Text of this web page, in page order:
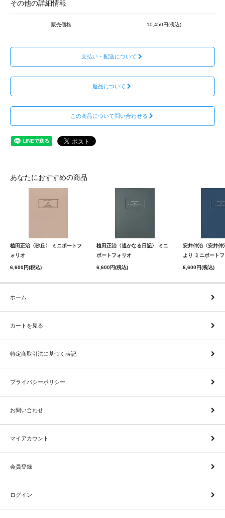
その他の詳細情報
販売価格 10,450円(税込)
支払い・配送について
返品について
この商品について問い合わせる
あなたにおすすめの商品
植田正治〈砂丘〉 ミニポートフ
ォリオ
6,600円(税込)
植田正治〈遙かなる日記〉 ミニ
ポートフォリオ
6,600円(税込)
安井仲治〈安井仲
より ミニポート
6,600円(税込)
ホーム
カートを見る
特定商取引法に基づく表記
プライバシーポリシー
お問い合わせ
マイアカウント
会員登録
ログイン